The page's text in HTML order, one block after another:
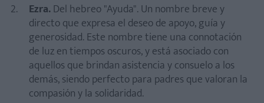
Ezra.Del hebreo "Ayuda". Un nombre breve y
directo que expresa el deseo de apoyo, guía y
generosidad. Este nombre tiene una connotación
de luz en tiempos oscuros, y está asociado con
aquellos que brindan asistencia y consuelo a los
demás, siendo perfecto para padres que valoran la
compasión y la solidaridad.